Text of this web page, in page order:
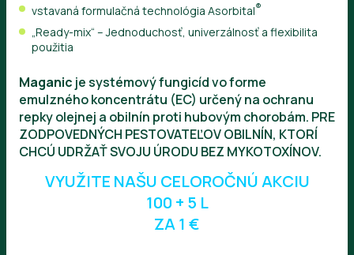
vstavaná formulačná technológia Asorbital®
„Ready-mix“ – Jednoduchosť, univerzálnosť a flexibilita
použitia
Maganic je systémový fungicíd vo forme
emulzného koncentrátu (EC) určený na ochranu
repky olejnej a obilnín proti hubovým chorobám. PRE
ZODPOVEDNÝCH PESTOVATEĽOV OBILNÍN, KTORÍ
CHCÚ UDRŽAŤ SVOJU ÚRODU BEZ MYKOTOXÍNOV.
VYUŽITE NAŠU CELOROČNÚ AKCIU
100 + 5 L
ZA 1 €